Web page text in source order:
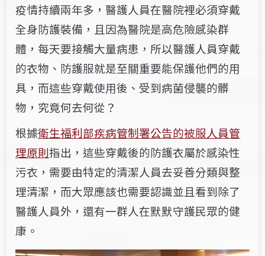
疫情持續兩年多，醫護人員在醫院裡必須穿戴
全身防護裝備，且因為醫院是高危險感染群
體，每天要接觸大量病患，所以醫護人員穿戴
的衣物、防護服就是至關重要能保護他們的用
具，而這些穿戴使用後、受到病菌侵襲的髒
物，究竟何去何從？
根據衛生福利部疾病管制署公告的被服人員管
理原則指出，這些穿戴後的防護衣屬於感染性
污衣，需要由特定的清潔人員去妥善分類與整
理清潔，而大眾應該也需要認識並且看到除了
醫護人員外，還有一群人在默默守護民眾的健
康。